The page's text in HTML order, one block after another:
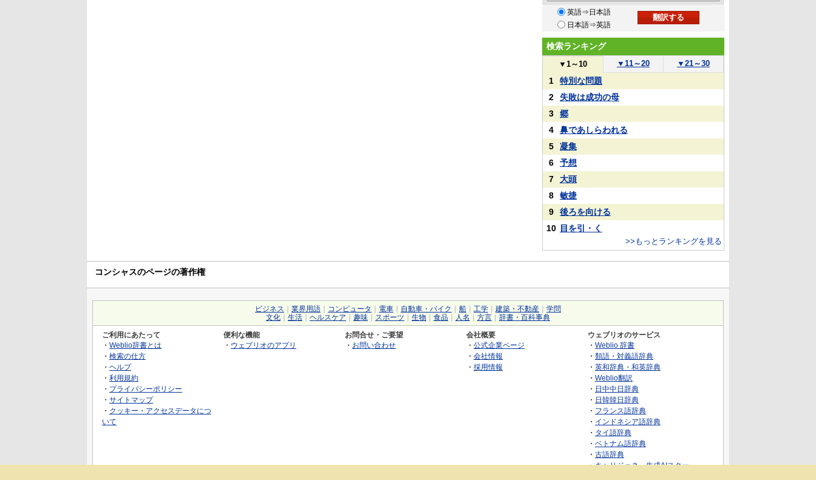
英語⇒日本語
日本語⇒英語
検索ランキング
▼ 1～10 ▼ 11～20 ▼ 21～30
1
特別な問題
2
失敗は成功の母
3
郷
4
鼻であしらわれる
5
凝集
6
予想
7
大頭
8
敏捷
9
後ろを向ける
10 目を引・く
>>もっとランキングを見る
コンシャスのページの著作権
ビジネス 業界用語 コンピュータ 電車 自動車・バイク 船 工学 建築・不動産
学問
文化
生活 ヘルスケア 趣味 スポーツ 生物 食品 人名 方言 辞書・百科事典
ご利用にあたって
・ Weblio辞書とは
・ 検索の仕方
・ ヘルプ
・ 利用規約
・ プライバシーポリシー
・ サイトマップ
・ クッキー・アクセスデータにつ
いて
便利な機能
・ ウェブリオのアプリ
お問合せ・ご要望
・ お問い合わせ
会社概要
・ 公式企業ページ
・ 会社情報
・ 採用情報
ウェブリオのサービス
・ Weblio 辞書
・ 類語・対義語辞典
・ 英和辞典・和英辞典
・ Weblio翻訳
・ 日中中日辞典
・ 日韓韓日辞典
・ フランス語辞典
・ インドネシア語辞典
・ タイ語辞典
・ ベトナム語辞典
・ 古語辞典
・キャリジェネ～生成AIスクー